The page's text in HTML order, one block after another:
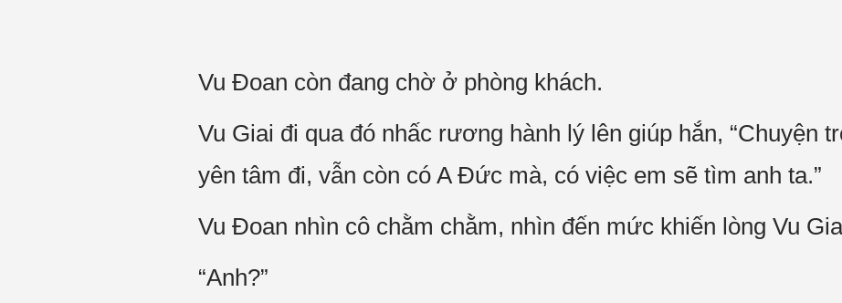
Vu Đoan còn đang chờ ở phòng khách.
Vu Giai đi qua đó nhấc rương hành lý lên giúp hắn, “Chuyện
yên tâm đi, vẫn còn có A Đức mà, có việc em sẽ tìm anh ta.”
Vu Đoan nhìn cô chằm chằm, nhìn đến mức khiến lòng Vu
“Anh?”